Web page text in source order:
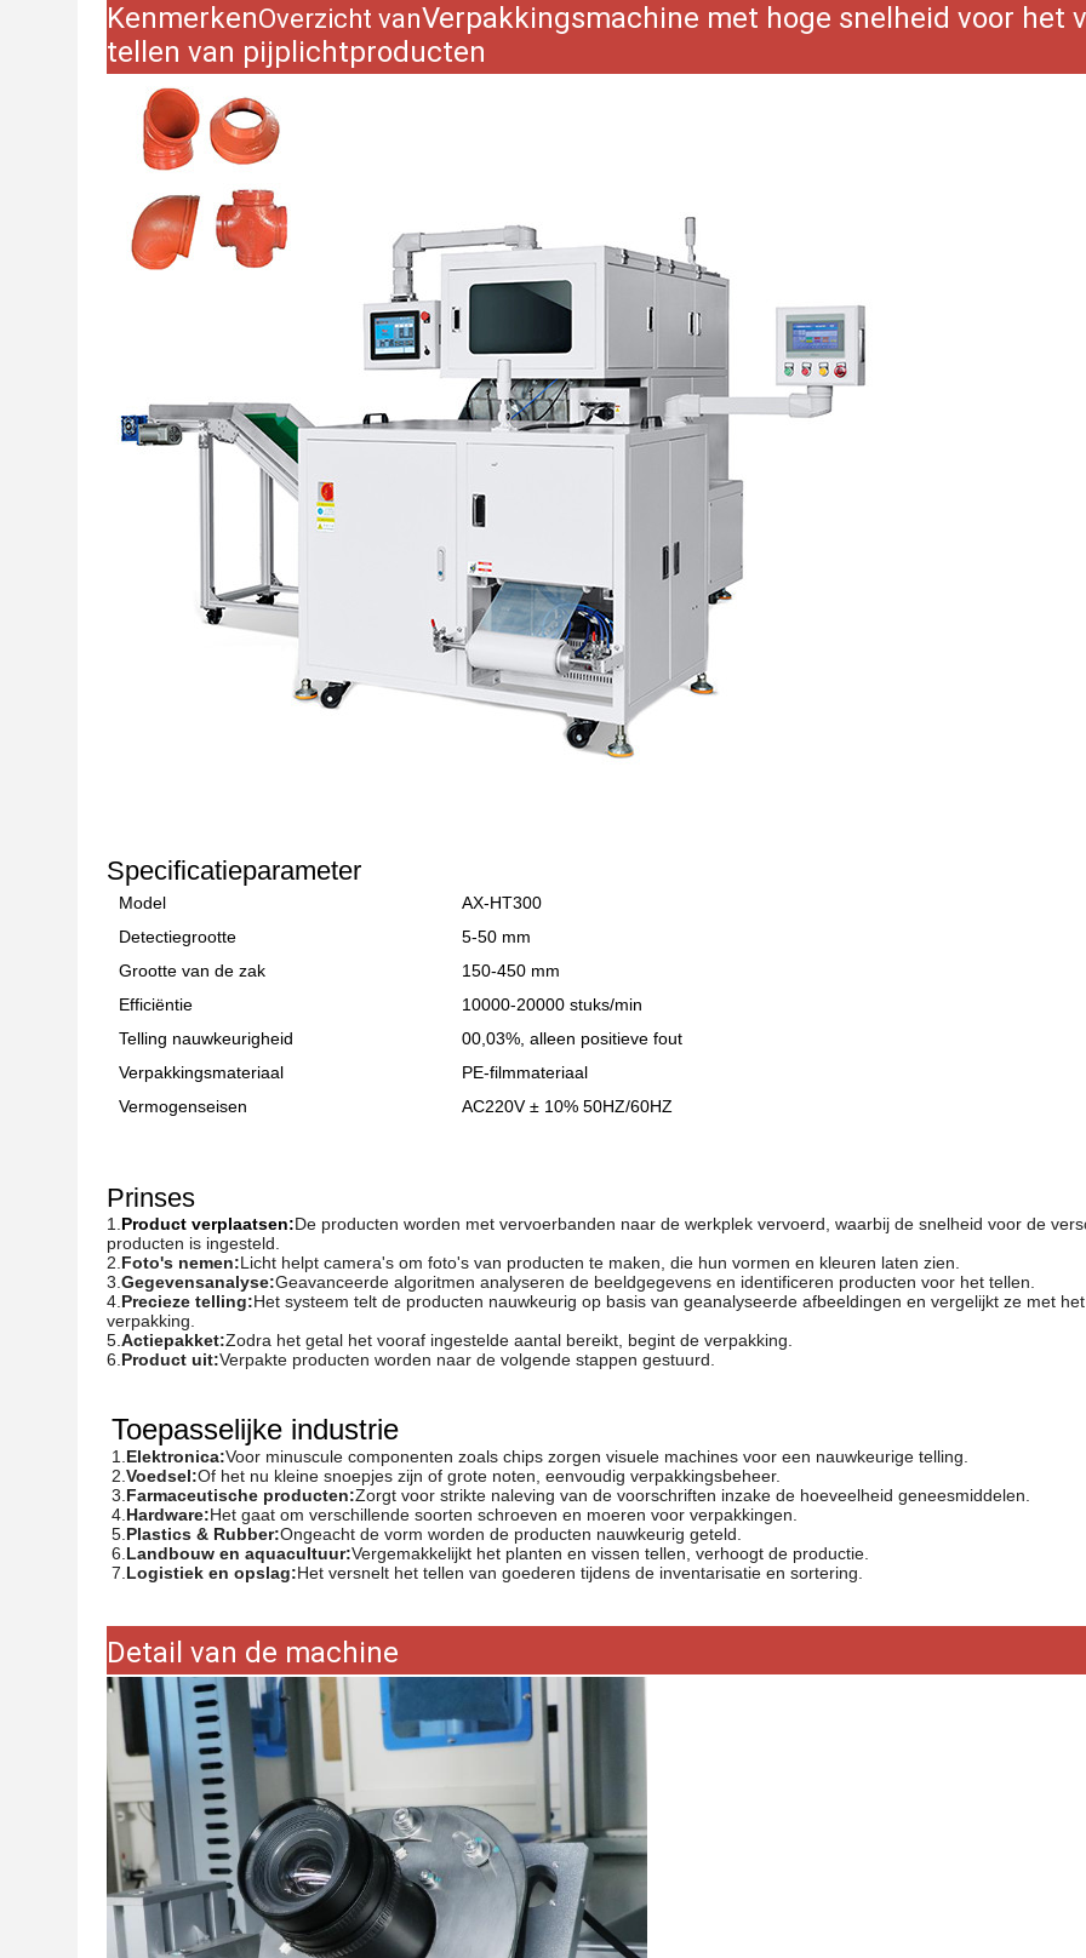
KenmerkenOverzicht vanVerpakkingsmachine met hoge snelheid voor het
tellen van pijplichtproducten
Specificatieparameter
Model
AX-HT300
Detectiegrootte
5-50 mm
Grootte van de zak
150-450 mm
Efficiëntie
10000-20000 stuks/min
Telling nauwkeurigheid
00,03%, alleen positieve fout
Verpakkingsmateriaal
PE-filmmateriaal
Vermogenseisen
AC220V ± 10% 50HZ/60HZ
Prinses
1. Product verplaatsen:De producten worden met vervoerbanden naar de werkplek vervoerd, waarbij de snelheid voor de
producten is ingesteld.
2. Foto's nemen:Licht helpt camera's om foto's van producten te maken, die hun vormen en kleuren laten zien.
3. Gegevensanalyse:Geavanceerde algoritmen analyseren de beeldgegevens en identificeren producten voor het tellen.
4. Precieze telling:Het systeem telt de producten nauwkeurig op basis van geanalyseerde afbeeldingen en vergelijkt ze met
verpakking.
5. Actiepakket:Zodra het getal het vooraf ingestelde aantal bereikt, begint de verpakking.
6. Product uit:Verpakte producten worden naar de volgende stappen gestuurd.
Toepasselijke industrie
1. Elektronica:Voor minuscule componenten zoals chips zorgen visuele machines voor een nauwkeurige telling.
2. Voedsel:Of het nu kleine snoepjes zijn of grote noten, eenvoudig verpakkingsbeheer.
3. Farmaceutische producten:Zorgt voor strikte naleving van de voorschriften inzake de hoeveelheid geneesmiddelen.
4. Hardware:Het gaat om verschillende soorten schroeven en moeren voor verpakkingen.
5. Plastics & Rubber:Ongeacht de vorm worden de producten nauwkeurig geteld.
6. Landbouw en aquacultuur:Vergemakkelijkt het planten en vissen tellen, verhoogt de productie.
7. Logistiek en opslag:Het versnelt het tellen van goederen tijdens de inventarisatie en sortering.
Detail van de machine